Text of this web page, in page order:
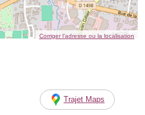
Corriger l’adresse ou la localisation
Trajet Maps